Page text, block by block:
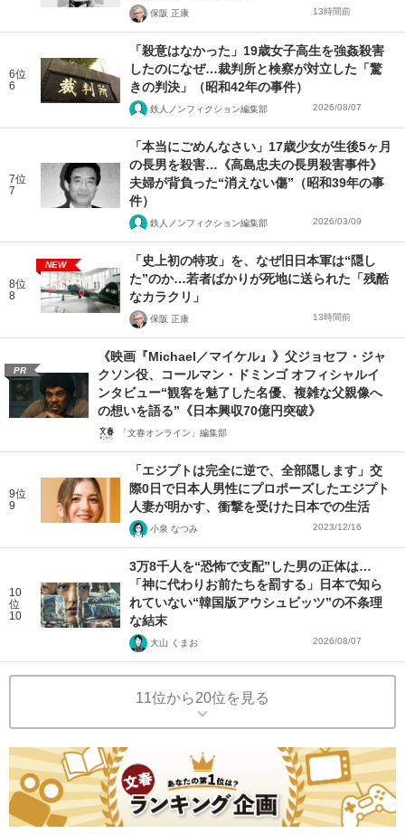
保阪 正康 13時間前
6位
6
「殺意はなかった」19歳女子高生を強姦殺害
したのになぜ…裁判所と検察が対立した「驚
きの判決」（昭和42年の事件）
鉄人ノンフィクション編集部 2026/08/07
7位
7
「本当にごめんなさい」17歳少女が生後5ヶ月
の長男を殺害…《高島忠夫の長男殺害事件》
夫婦が背負った“消えない傷”（昭和39年の事
件）
鉄人ノンフィクション編集部 2026/03/09
8位
8
NEW
「史上初の特攻」を、なぜ旧日本軍は“隠し
た”のか…若者ばかりが死地に送られた「残酷
なカラクリ」
保阪 正康 13時間前
PR
《映画『Michael／マイケル』》父ジョセフ・ジャ
クソン役、コールマン・ドミンゴ オフィシャルイ
ンタビュー“観客を魅了した名優、複雑な父親像へ
の想いを語る”《日本興収70億円突破》
「文春オンライン」編集部
9位
9
「エジプトは完全に逆で、全部隠します」交
際0日で日本人男性にプロポーズしたエジプト
人妻が明かす、衝撃を受けた日本での生活
小泉 なつみ 2023/12/16
10
位
10
3万8千人を“恐怖で支配”した男の正体は…
「神に代わりお前たちを罰する」日本で知ら
れていない“韓国版アウシュビッツ”の不条理
な結末
大山 くまお 2026/08/07
11位から20位を見る